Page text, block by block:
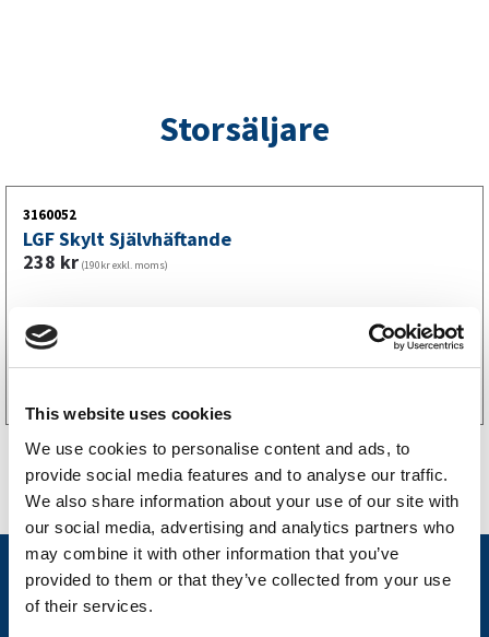
This website uses cookies
We use cookies to personalise content and ads, to
provide social media features and to analyse our traffic.
We also share information about your use of our site with
our social media, advertising and analytics partners who
may combine it with other information that you’ve
provided to them or that they’ve collected from your use
of their services.
Storsäljare
3160052
LGF Skylt Självhäftande
238 kr (190kr exkl. moms)
Nyheter
Släpvagnsfabrikat